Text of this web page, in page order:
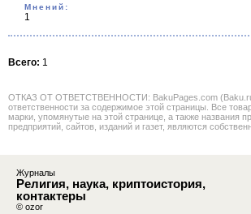
Мнений:
1
Всего: 1
ОТКАЗ ОТ ОТВЕТСТВЕННОСТИ: BakuPages.com
ответственности за содержимое этой страницы. Все
марки, упомянутые на этой странице, а также названия
предприятий, сайтов, изданий и газет, являются
Журналы
Религия, наука, криптоистория,
контактеры
© ozor